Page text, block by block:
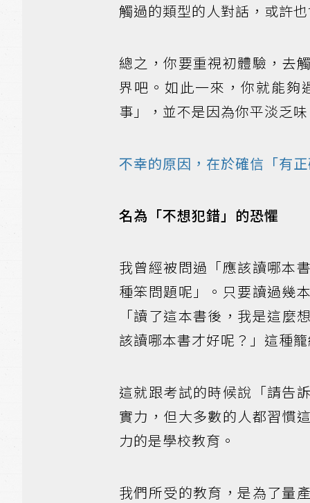
觸過的類型的人對話，或許
總之，你要重視初體驗，去
界吧。如此一來，你就能
事」，並不是因為你平淡乏
不幸的原因，在於確信「有
名為「不想犯錯」的恐懼
我曾經被問過「應該讀哪本
種笨問題呢」。只要讀過幾
「讀了這本書後，我是這
該讀哪本書才好呢？」這種
這就跟考試的時候說「請告
實力，但大多數的人都習慣
力的是學校教育。
我們所受的教育，是為了量